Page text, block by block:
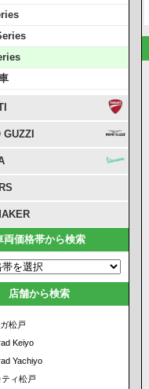
GUZZI
両価格帯から検索
店舗から検索
松戸
Keiyo
Yachiyo
ティ松戸